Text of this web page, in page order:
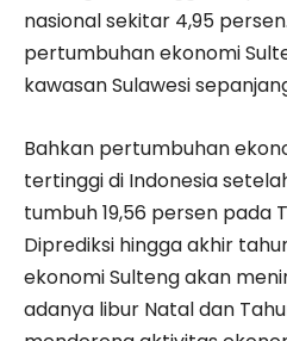
nasional sekitar 4,95
pertumbuhan ekonomi
kawasan Sulawesi
Bahkan pertumbuhan
tertinggi di Indonesia
tumbuh 19,56 persen pada
Diprediksi hingga akhir
ekonomi Sulteng akan
adanya libur Natal dan